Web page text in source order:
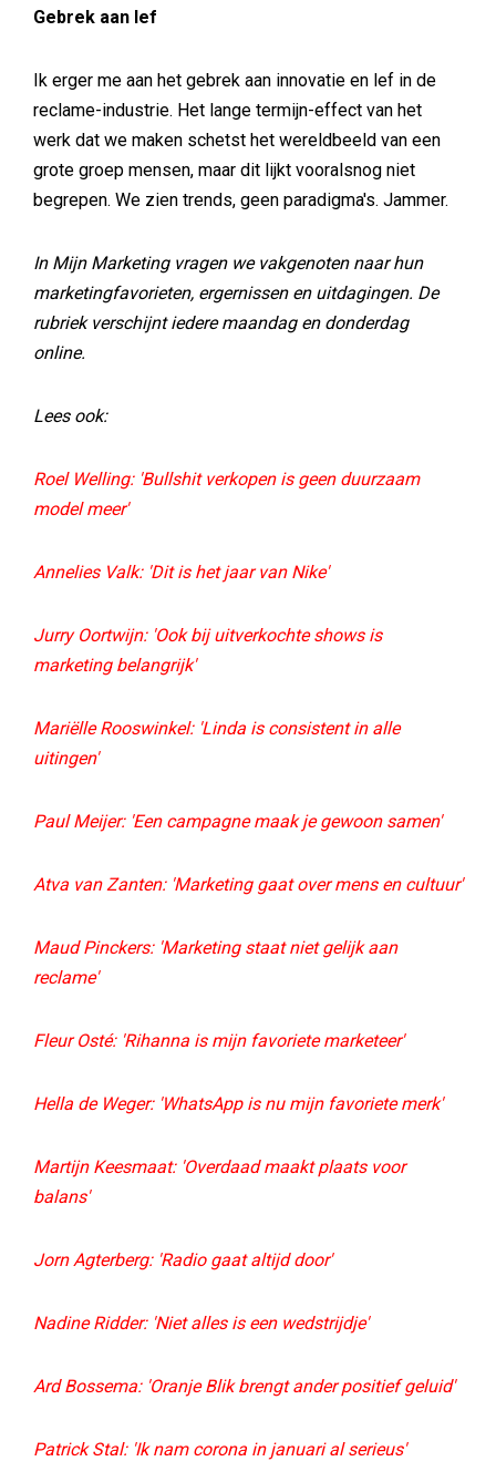
Gebrek aan lef
Ik erger me aan het gebrek aan innovatie en lef in de
reclame-industrie. Het lange termijn-effect van het
werk dat we maken schetst het wereldbeeld van een
grote groep mensen, maar dit lijkt vooralsnog niet
begrepen. We zien trends, geen paradigma's. Jammer.
In Mijn Marketing vragen we vakgenoten naar hun
marketingfavorieten, ergernissen en uitdagingen. De
rubriek verschijnt iedere maandag en donderdag
online.
Lees ook:
Roel Welling: 'Bullshit verkopen is geen duurzaam
model meer'
Annelies Valk: 'Dit is het jaar van Nike'
Jurry Oortwijn: 'Ook bij uitverkochte shows is
marketing belangrijk'
Mariëlle Rooswinkel: 'Linda is consistent in alle
uitingen'
Paul Meijer: 'Een campagne maak je gewoon samen'
Atva van Zanten: 'Marketing gaat over mens en cultuur'
Maud Pinckers: 'Marketing staat niet gelijk aan
reclame'
Fleur Osté: 'Rihanna is mijn favoriete marketeer'
Hella de Weger: 'WhatsApp is nu mijn favoriete merk'
Martijn Keesmaat: 'Overdaad maakt plaats voor
balans'
Jorn Agterberg: 'Radio gaat altijd door'
Nadine Ridder: 'Niet alles is een wedstrijdje'
Ard Bossema: 'Oranje Blik brengt ander positief geluid'
Patrick Stal: 'Ik nam corona in januari al serieus'